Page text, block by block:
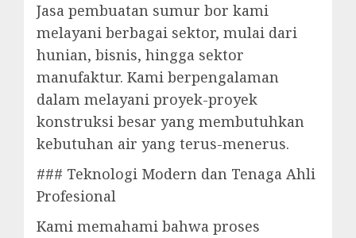
Jasa pembuatan sumur bor kami
melayani berbagai sektor, mulai dari
hunian, bisnis, hingga sektor
manufaktur. Kami berpengalaman
dalam melayani proyek-proyek
konstruksi besar yang membutuhkan
kebutuhan air yang terus-menerus.
### Teknologi Modern dan Tenaga Ahli
Profesional
Kami memahami bahwa proses